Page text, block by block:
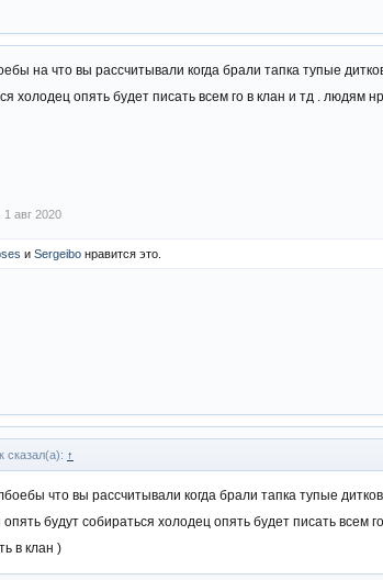
на что вы рассчитывали когда брали тапка тупые
холодец опять будет писать всем го в клан и тд . людям
1 авг 2020
и Sergeibo нравится это.
сказал(а): ↑
что вы рассчитывали когда брали тапка тупые
опять будут собираться холодец опять будет писать всем
в клан )